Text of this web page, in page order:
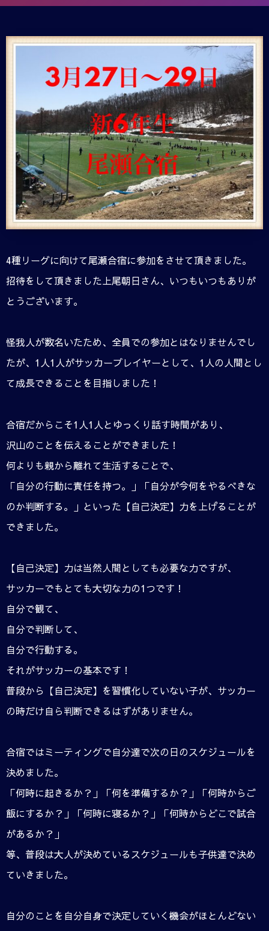
4種リーグに向けて尾瀬合宿に参加をさせて頂きました。
招待をして頂きました上尾朝日さん、いつもいつもありが
とうございます。
怪我人が数名いたため、全員での参加とはなりませんでし
たが、1人1人がサッカープレイヤーとして、1人の人間とし
て成長できることを目指しました！
合宿だからこそ1人1人とゆっくり話す時間があり、
沢山のことを伝えることができました！
何よりも親から離れて生活することで、
「自分の行動に責任を持つ。」「自分が今何をやるべきな
のか判断する。」といった【自己決定】力を上げることが
できました。
【自己決定】力は当然人間としても必要な力ですが、
サッカーでもとても大切な力の1つです！
自分で観て、
自分で判断して、
自分で行動する。
それがサッカーの基本です！
普段から【自己決定】を習慣化していない子が、サッカー
の時だけ自ら判断できるはずがありません。
合宿ではミーティングで自分達で次の日のスケジュールを
決めました。
「何時に起きるか？」「何を準備するか？」「何時からご
飯にするか？」「何時に寝るか？」「何時からどこで試合
があるか？」
等、普段は大人が決めているスケジュールも子供達で決め
ていきました。
自分のことを自分自身で決定していく機会がほとんどない